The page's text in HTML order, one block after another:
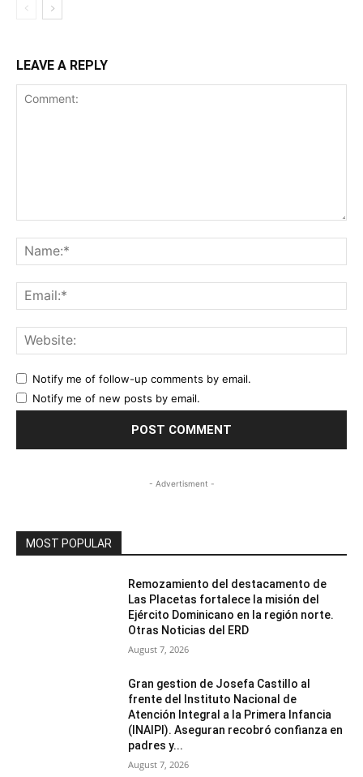
LEAVE A REPLY
Notify me of follow-up comments by email.
Notify me of new posts by email.
- Advertisment -
MOST POPULAR
Remozamiento del destacamento de
Las Placetas fortalece la misión del
Ejército Dominicano en la región norte.
Otras Noticias del ERD
August 7, 2026
Gran gestion de Josefa Castillo al
frente del Instituto Nacional de
Atención Integral a la Primera Infancia
(INAIPI). Aseguran recobró confianza en
padres y...
August 7, 2026